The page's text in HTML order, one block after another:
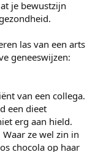
je bewustzijn
las van een arts
geneeswijzen:
van een collega.
een dieet
erg aan hield.
ze wel zin in
chocola op haar